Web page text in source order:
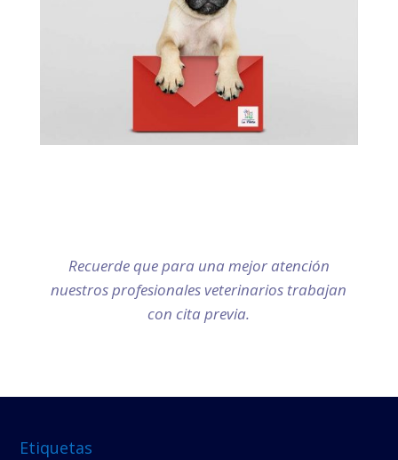
Recuerde que para una mejor atención
nuestros profesionales veterinarios trabajan
con cita previa.
Etiquetas